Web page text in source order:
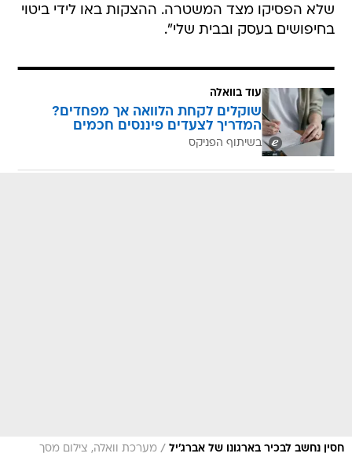
שלא הפסיקו מצד המשטרה. ההצקות באו לידי ביטוי
בחיפושים בעסק ובבית שלי".
עוד בוואלה
שוקלים לקחת הלוואה אך מפחדים?
המדריך לצעדים פיננסים חכמים
בשיתוף הפניקס
חסין נחשב לבכיר בארגונו של אברג'יל / מערכת וואלה, צילום מסך